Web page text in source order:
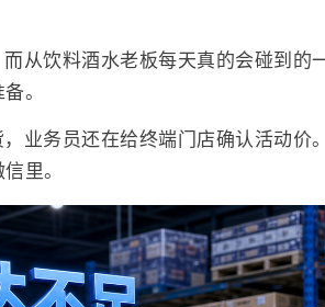
从饮料酒水老板每天真的会碰到的
。
业务员还在给终端门店确认活动价
里。